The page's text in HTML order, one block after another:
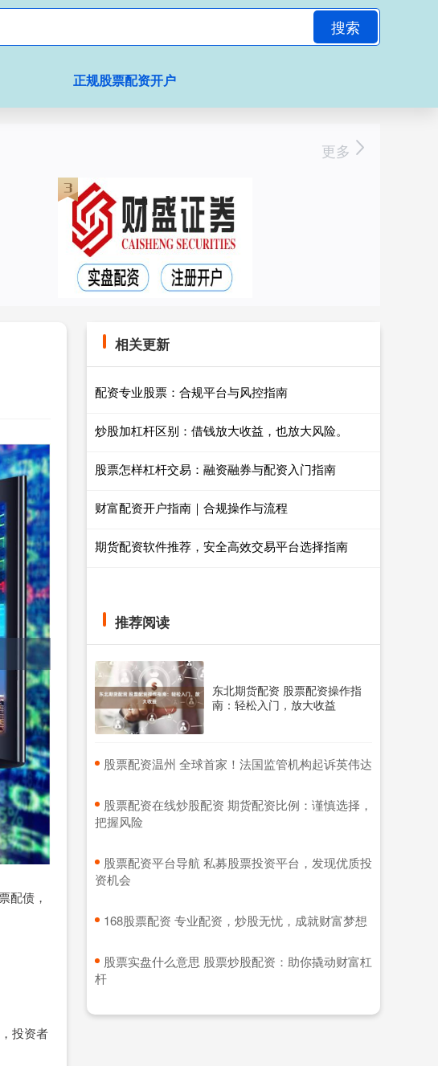
搜索
正规股票配资开户
更多
配债，
投资者
相关更新
配资专业股票：合规平台与风控指南
炒股加杠杆区别：借钱放大收益，也放大风险。
股票怎样杠杆交易：融资融券与配资入门指南
财富配资开户指南｜合规操作与流程
期货配资软件推荐，安全高效交易平台选择指南
推荐阅读
东北期货配资 股票配资操作指
南：轻松入门，放大收益
​股票配资温州 全球首家！法国监管机构起诉英伟达
​股票配资在线炒股配资 期货配资比例：谨慎选择，
把握风险
​股票配资平台导航 私募股票投资平台，发现优质投
资机会
​168股票配资 专业配资，炒股无忧，成就财富梦想
​股票实盘什么意思 股票炒股配资：助你撬动财富杠
杆